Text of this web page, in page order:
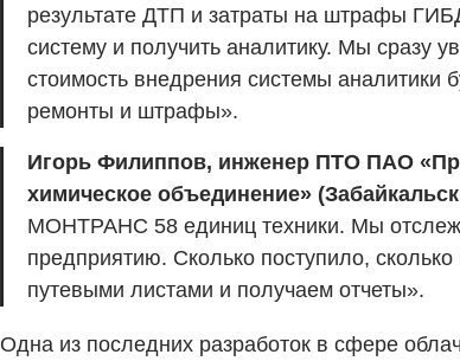
результате ДТП и затраты на штрафы
систему и получить аналитику. Мы сразу
стоимость внедрения системы аналитики
ремонты и штрафы».
Игорь Филиппов, инженер ПТО ПАО
химическое объединение»
МОНТРАНС 58 единиц техники. Мы
предприятию. Сколько поступило,
путевыми листами и получаем отчеты».
Одна из последних разработок в сфере